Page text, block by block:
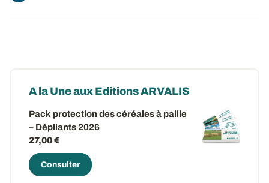
A la Une aux Editions ARVALIS
Pack protection des céréales à paille
– Dépliants 2026
27,00 €
Consulter